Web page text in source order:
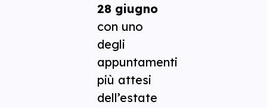
28 giugno
con uno
degli
appuntamenti
più attesi
dell’estate